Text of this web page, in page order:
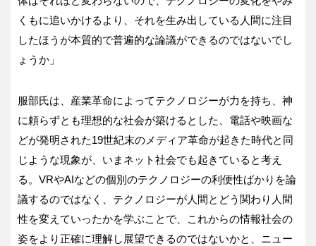
くもに追いかけるより、それを生み出している人間に注目
したほうが本質的で普遍的な論議ができるのではないでし
ょうか」
服部氏は、産業革命によってテクノロジーが力を持ち、神
に頼らずとも理想的な社会が築けるとした、電話や映画な
どが発明された19世紀末のメディア革命が起きた時代と同
じような現象が、いまネット社会でも起きていると考え
る。VRやAIなどの個別のテクノロジーの利便性ばかりを論
議するのではなく、テクノロジーが人間とどう関わり人間
性を変えていったかを学ぶことで、これからの情報社会の
姿をより正確に理解し展望できるのではないかと、ニュー